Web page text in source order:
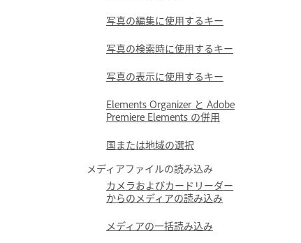
写真の編集に使用するキー
写真の検索時に使用するキー
写真の表示に使用するキー
Elements Organizer と Adobe
Premiere Elements の併用
国または地域の選択
メディアファイルの読み込み
カメラおよびカードリーダー
からのメディアの読み込み
メディアの一括読み込み